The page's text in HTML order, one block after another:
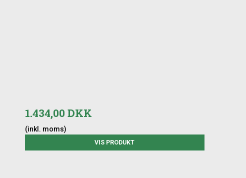
1.434,00 DKK
(inkl. moms)
VIS PRODUKT